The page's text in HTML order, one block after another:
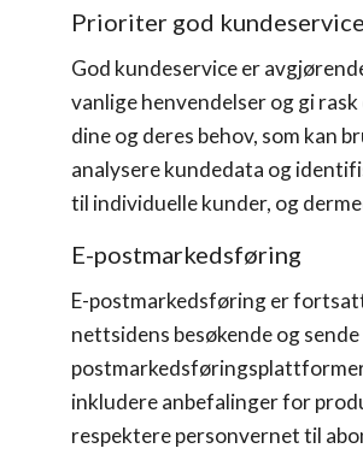
Prioriter god kundeservice
God kundeservice er
vanlige henvendelser og gi
dine og deres behov, som kan
analysere kundedata og
til individuelle kunder, og
E-postmarkedsføring
E-postmarkedsføring er
nettsidens besøkende og
inkludere anbefalinger for
respektere personvernet til